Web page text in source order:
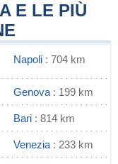
E LE PIÙ
Napoli : 704 km
Genova : 199 km
Bari : 814 km
Venezia : 233 km